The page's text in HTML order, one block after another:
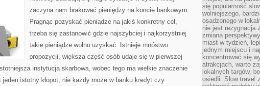
ŻYCIU,
ZACZYNA
BRAKOWAĆ
PIENIĘDZY
NA
KONCIE
BANKOWYM
zaczyna nam brakować pieniędzy na koncie bankowym
Pragnąc pozyskać pieniądze na jakiś konkretny cel,
trzeba się zastanowić gdzie najszybciej i najkorzystniej
takie pieniądze wolno uzyskać. Istnieje mnóstwo
propozycji, większa część osób udaje się w pierwszej
instytucja skarbowa, wobec tego ma wielkie znaczenie
istotny kłopot, nie każdy może w banku kredyt czy
się popularność
wolniejszego,
osadzonego w
nie jest rezygnacja
zmiana
miast w tydzień,
jednym miejscu i
koncentrować się
atrakcjach, warto
lokalnych targów,
osiedli. Slow travel